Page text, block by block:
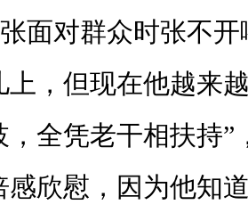
面对群众时张不
上，但现在他越来
全凭老干相扶持”
感欣慰，因为他知